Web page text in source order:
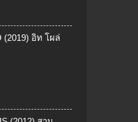
(2019) อิท โผล่